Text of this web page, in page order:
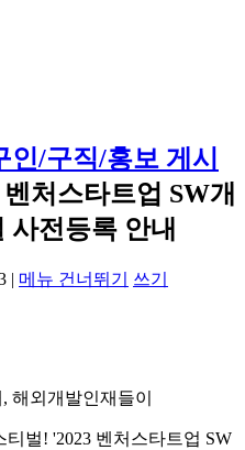
/구직/홍보 게시
벤처스타트업 SW개
사전등록 안내
| 메뉴 건너뛰기 쓰기
해외개발인재들이
벌! '2023 벤처스타트업 SW